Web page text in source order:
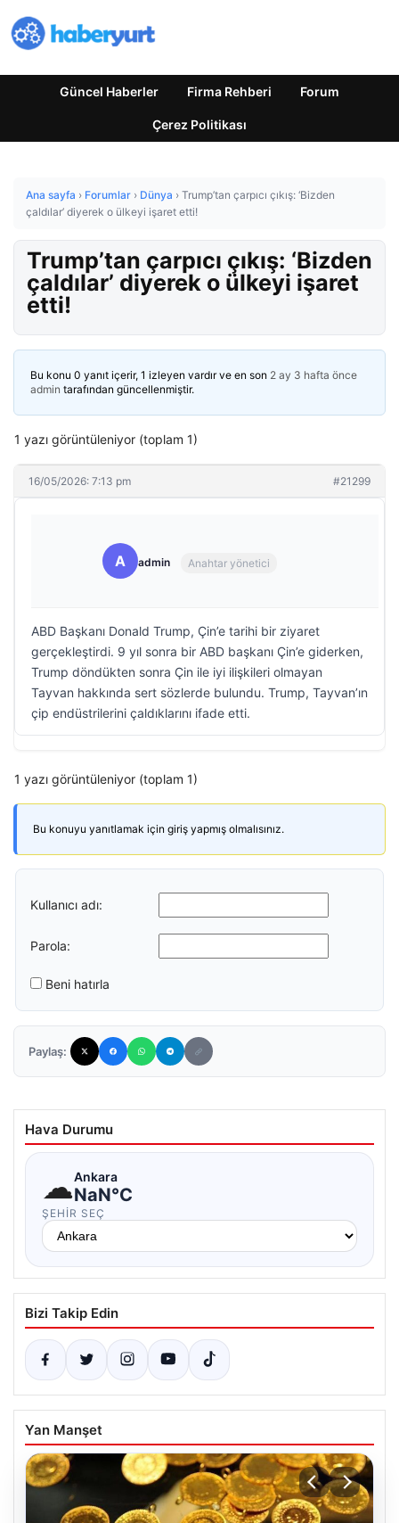
Güncel Haberler Firma Rehberi Forum
Çerez Politikası
Ana sayfa › Forumlar › Dünya › Trump’tan çarpıcı çıkış: ‘Bizden
çaldılar’ diyerek o ülkeyi işaret etti!
Trump’tan çarpıcı çıkış: ‘Bizden
çaldılar’ diyerek o ülkeyi işaret
etti!
Bu konu 0 yanıt içerir, 1 izleyen vardır ve en son 2 ay 3 hafta önce
admin tarafından güncellenmiştir.
1 yazı görüntüleniyor (toplam 1)
16/05/2026: 7:13 pm #21299
A admin Anahtar yönetici
ABD Başkanı Donald Trump, Çin’e tarihi bir ziyaret
gerçekleştirdi. 9 yıl sonra bir ABD başkanı Çin’e giderken,
Trump döndükten sonra Çin ile iyi ilişkileri olmayan
Tayvan hakkında sert sözlerde bulundu. Trump, Tayvan’ın
çip endüstrilerini çaldıklarını ifade etti.
1 yazı görüntüleniyor (toplam 1)
Bu konuyu yanıtlamak için giriş yapmış olmalısınız.
Kullanıcı adı:
Parola:
Beni hatırla
Paylaş:
Hava Durumu
☁Ankara
NaN°C
ŞEHIR SEÇ
Bizi Takip Edin
Yan Manşet